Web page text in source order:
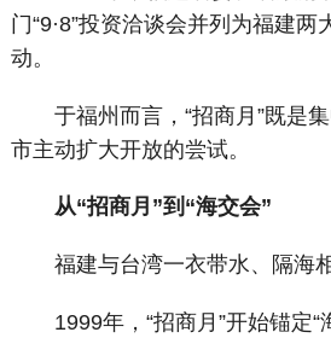
门“9·8”投资洽谈会并列为福建
动。
于福州而言，“招商月”既是集
市主动扩大开放的尝试。
从“招商月”到“海交会”
福建与台湾一衣带水、隔海相
1999年，“招商月”开始锚定“